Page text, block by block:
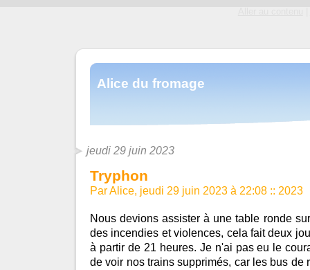
Alice du fromage
jeudi 29 juin 2023
Tryphon
Par Alice, jeudi 29 juin 2023 à 22:08 :: 2023
Nous devions assister à une table ronde
des incendies et violences, cela fait deux
à partir de 21 heures. Je n'ai pas eu le
de voir nos trains supprimés, car les bus de